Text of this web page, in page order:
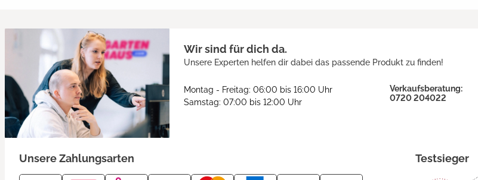
Wir sind für dich da.
Unsere Experten helfen dir dabei das passende Produkt zu finden!
Montag - Freitag: 06:00 bis 16:00 Uhr
Samstag: 07:00 bis 12:00 Uhr
Verkaufsberatung:
0720 204022
Unsere Zahlungsarten Testsieger